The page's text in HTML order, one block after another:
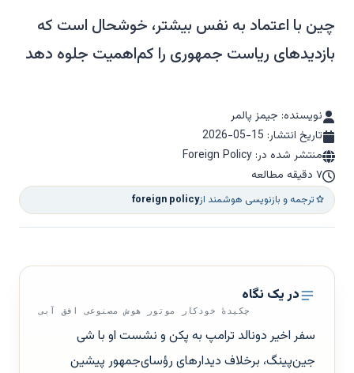
چین با اعتماد به نفس بیشتر، خوشحال است که
بازدیدهای ریاست جمهوری را کم‌اهمیت جلوه دهد
نویسنده: جیمز پالمر
تاریخ انتشار: 2026-05-15
منتشر شده در: Foreign Policy
۷ دقیقه مطالعه
ترجمه و بازنویسی هوشمند ازforeign policy
در یک نگاه
چکیدهٔ خودکار موتور هوش مصنوعی افق آبی
سفر اخیر دونالد ترامپ به پکن و نشست او با شی
جین‌پینگ، برخلاف دیدارهای رؤسای‌جمهور پیشین